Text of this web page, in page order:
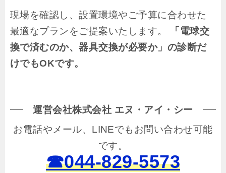
現場を確認し、設置環境やご予算に合わせた
最適なプランをご提案いたします。
「電球交
換で済むのか、器具交換が必要か」の診断だ
けでもOKです。
運営会社株式会社 エヌ・アイ・シー
お電話やメール、LINEでもお問い合わせ可能
です。
☎044-829-5573